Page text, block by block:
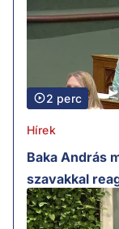
2 perc
Hírek
Baka András
szavakkal